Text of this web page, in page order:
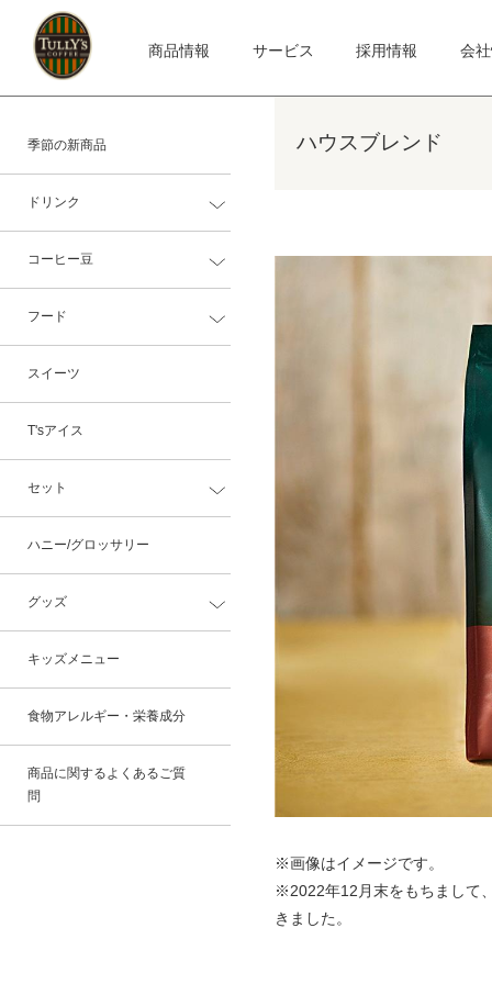
商品情報 サービス 採用情報 会
季節の新商品
ドリンク
コーヒー豆
フード
スイーツ
T'sアイス
セット
ハニー/グロッサリー
グッズ
キッズメニュー
食物アレルギー・栄養成分
商品に関するよくあるご質
問
ハウスブレンド
※画像はイメージです。
※2022年12月末をもちまして
きました。